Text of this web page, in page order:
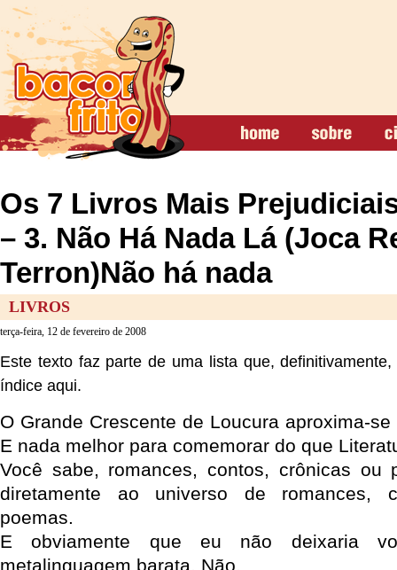
Os 7 Livros Mais
– 3. Não Há Nada Lá (Joca
Terron)Não há nada
LIVROS
terça-feira, 12 de fevereiro de 2008
Este texto faz parte de uma lista que,
índice aqui.
O Grande Crescente de Loucura aproxima-
E nada melhor para comemorar do que
Você sabe, romances, contos, crônicas ou
diretamente ao universo de romances,
poemas.
E obviamente que eu não deixaria
metalinguagem barata. Não.